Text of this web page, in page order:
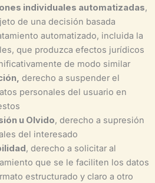
individuales automatizadas,
de una decisión basada
automatizado, incluida la
que produzca efectos jurídicos
de modo similar
derecho a suspender el
personales del usuario en
u Olvido, derecho a supresión
del interesado
, derecho a solicitar al
que se le faciliten los datos
estructurado y claro a otro